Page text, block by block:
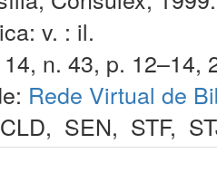
v. : il.
n. 43, p. 12–14,
Rede Virtual de
CLD, SEN, STF,